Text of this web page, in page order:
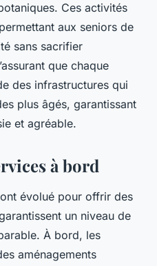
Ces activités
aux seniors de
sans sacrifier
que chaque
des infrastructures qui
plus âgés, garantissant
et agréable.
à bord
évolué pour offrir des
un niveau de
À bord, les
aménagements